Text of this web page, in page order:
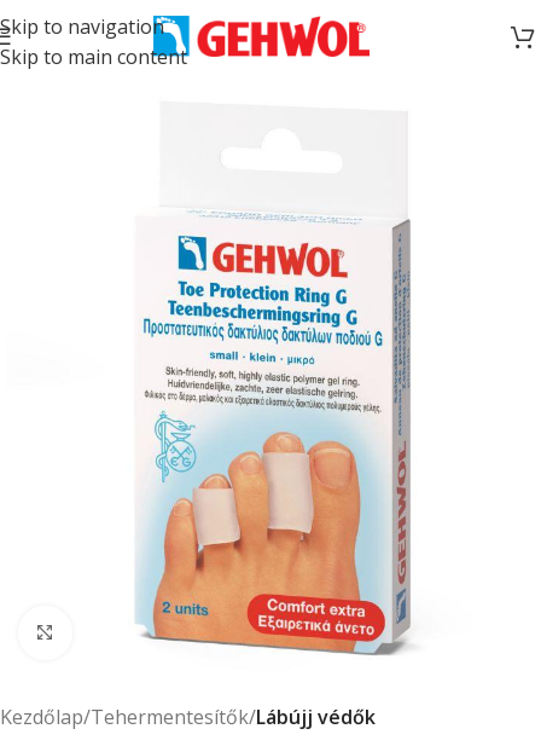
Skip to navigation
Skip to main content
Click to enlarge
Kezdőlap Tehermentesítők Lábújj védők